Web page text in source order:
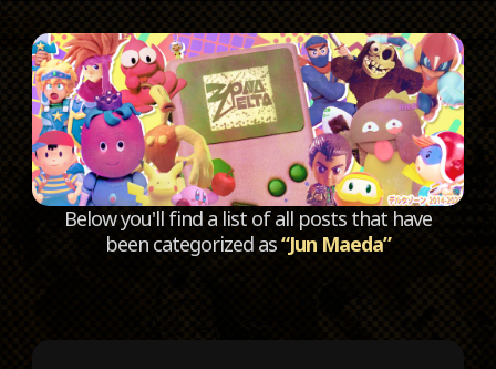
Below you'll find a list of all posts that have
been categorized as“Jun Maeda”